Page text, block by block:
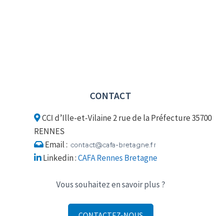
CONTACT
CCI d’Ille-et-Vilaine 2 rue de la Préfecture 35700
RENNES
Email :
Linkedin :CAFA Rennes Bretagne
Vous souhaitez en savoir plus ?